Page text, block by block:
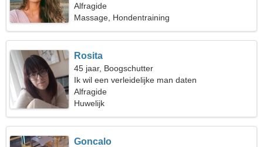
Alfragide
Massage, Hondentraining
Rosita
45 jaar, Boogschutter
Ik wil een verleidelijke man daten
Alfragide
Huwelijk
Goncalo